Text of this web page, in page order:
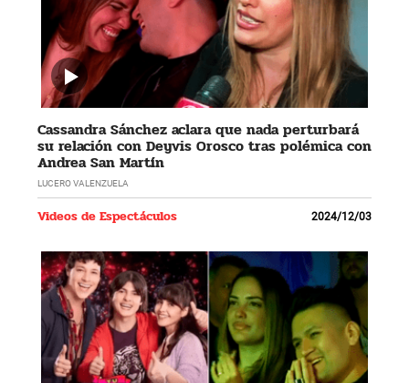
Cassandra Sánchez aclara que nada perturbará
su relación con Deyvis Orosco tras polémica con
Andrea San Martín
LUCERO VALENZUELA
Videos de Espectáculos 2024/12/03